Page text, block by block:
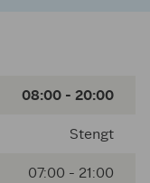
08:00 - 20:00
Stengt
07:00 - 21:00